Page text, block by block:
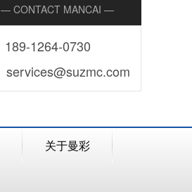
— CONTACT MANCAI —
189-1264-0730
services@suzmc.com
关于曼彩